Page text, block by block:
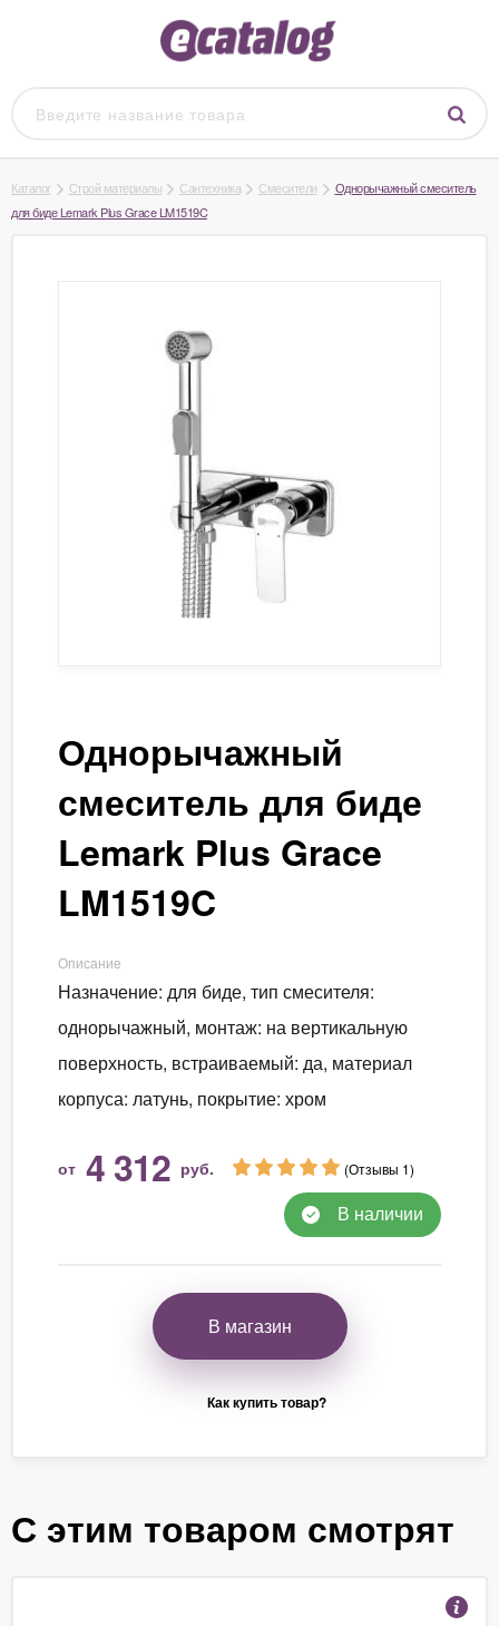
Каталог Строй материалы Сантехника Смесители
Однорычажный смеситель
для биде Lemark Plus Grace LM1519C
Однорычажный
смеситель для биде
Lemark Plus Grace
LM1519C
Описание
Назначение: для биде, тип смесителя:
однорычажный, монтаж: на вертикальную
поверхность, встраиваемый: да, материал
корпуса: латунь, покрытие: хром
от 4 312 руб. (Отзывы 1)
В наличии
В магазин
Как купить товар?
С этим товаром смотрят